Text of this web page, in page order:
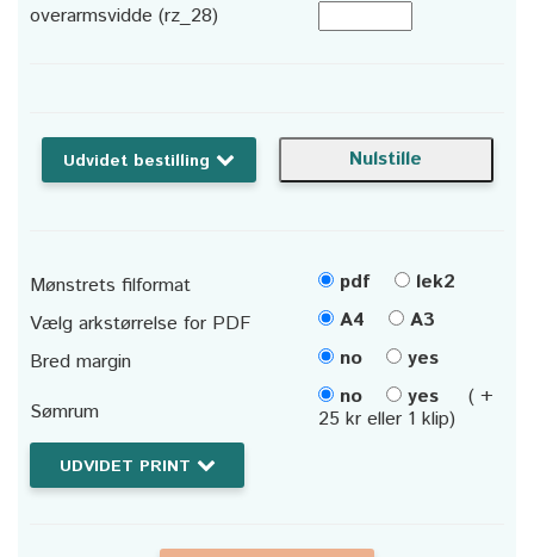
overarmsvidde (rz_28)
Udvidet bestilling
Mønstrets filformat pdf
lek2
Vælg arkstørrelse for PDF
A4
A3
Bred margin
no
yes
Sømrum
no yes
( +
25 kr eller 1 klip)
UDVIDET PRINT